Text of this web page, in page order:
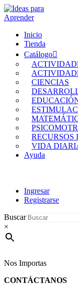
Inicio
Tienda
Catálogo
CIENCIAS
RECURSOS
VIDA
Ayuda
Ingresar
Registrarse
Buscar
×
Nos Importas
CONTÁCTANOS